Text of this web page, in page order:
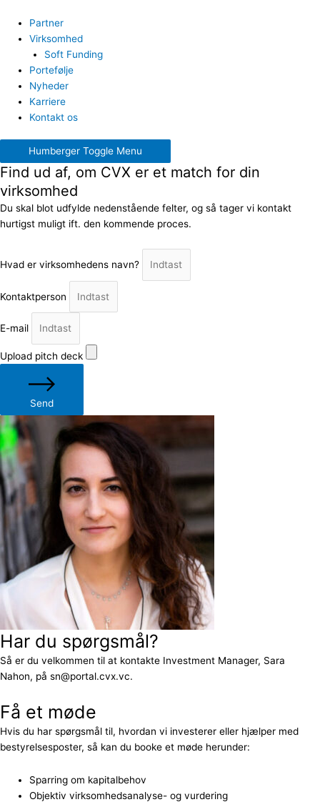
Partner
Virksomhed
Soft Funding
Portefølje
Nyheder
Karriere
Kontakt os
Humberger Toggle Menu
Find ud af, om CVX er et match for din
virksomhed
Du skal blot udfylde nedenstående felter, og så tager vi kontakt
hurtigst muligt ift. den kommende proces.
Hvad er virksomhedens navn?
Kontaktperson
E-mail
Upload pitch deck
Send
Har du spørgsmål?
Så er du velkommen til at kontakte Investment Manager, Sara
Nahon, på sn@portal.cvx.vc.
Få et møde
Hvis du har spørgsmål til, hvordan vi investerer eller hjælper med
bestyrelsesposter, så kan du booke et møde herunder:
Sparring om kapitalbehov
Objektiv virksomhedsanalyse- og vurdering